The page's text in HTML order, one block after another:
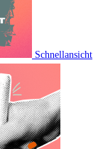
Schnellansicht